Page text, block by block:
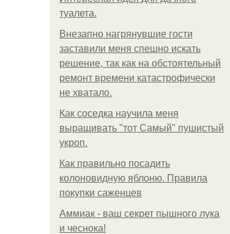
туалета.
Внезапно нагрянувшие гости
заставили меня спешно искать
решение, так как на обстоятельный
ремонт времени катастрофически
не хватало.
Как соседка научила меня
выращивать "тот Самый" пушистый
укроп.
Как правильно посадить
колоновидную яблоню. Правила
покупки саженцев
Аммиак - ваш секрет пышного лука
и чеснока!